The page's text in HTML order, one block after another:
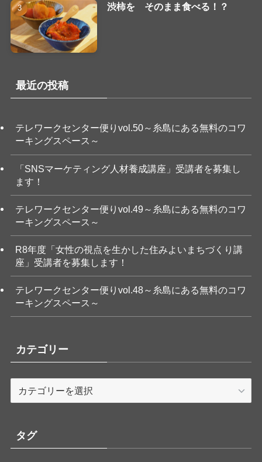
渋柿を そのまま食べる！？
最近の投稿
テレワークセンター便りvol.50～糸島にある無料のコワ
ーキングスペース～
「SNSマーケティング人材養成講座」受講者を募集し
ます！
テレワークセンター便りvol.49～糸島にある無料のコワ
ーキングスペース～
R8年度「女性の視点を生かした住みよいまちづくり講
座」受講者を募集します！
テレワークセンター便りvol.48～糸島にある無料のコワ
ーキングスペース～
カテゴリー
ー
タグ